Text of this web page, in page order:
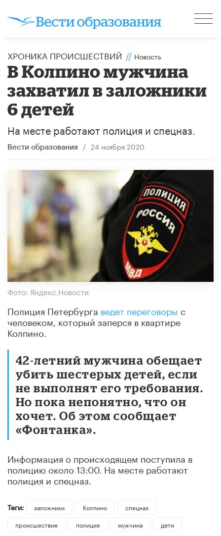
ХРОНИКА ПРОИСШЕСТВИЙ // Новость
В Колпино мужчина
захватил в заложники
6 детей
На месте работают полиция и спецназ.
Вести образования / 24 ноября 2020
Фото: Яндекс.Новости
Полиция Петербурга ведет переговоры с
человеком, который заперся в квартире
Колпино.
42-летний мужчина обещает
убить шестерых детей, если
не выполнят его требования.
Но пока непонятно, что он
хочет. Об этом сообщает
«Фонтанка».
Информация о происходящем поступила в
полицию около 13:00. На месте работают
полиция и спецназ.
Теги: заложники Колпино
спецназ
происшествие
полиция мужчина дети